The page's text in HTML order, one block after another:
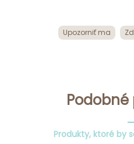
Upozorniť ma
_
Produkty, ktoré by